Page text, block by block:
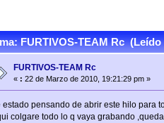
FURTIVOS-TEAM Rc (Leído
FURTIVOS-TEAM Rc
« : 22 de Marzo de 2010, 19:21:29 pm »
estado pensando de abrir este hilo para
colgare todo lo q vaya grabando